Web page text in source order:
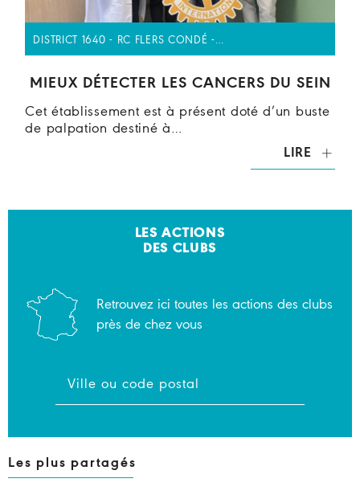
DISTRICT 1640 - RC FLERS CONDÉ -…
MIEUX DÉTECTER LES CANCERS DU SEIN
Cet établissement est à présent doté d’un buste
de palpation destiné à…
LIRE
LES ACTIONS
DES CLUBS
Retrouvez ici toutes les actions des clubs
près de chez vous
Les plus partagés